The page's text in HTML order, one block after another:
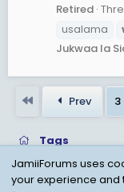
Retired
usalama
Jukwaa la
Prev 3
Tags
JamiiForums uses
your experience and